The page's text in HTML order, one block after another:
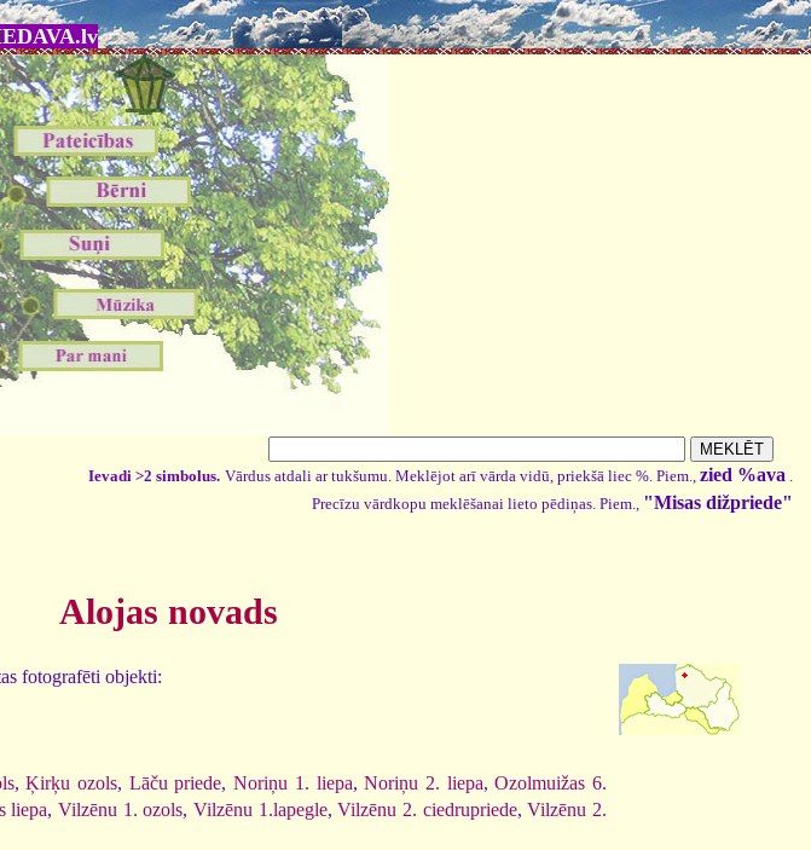
Ievadi >2 simbolus. Vārdus atdali ar tukšumu. Meklējot arī vārda vidū, priekšā liec %. Piem., zied %ava .
Precīzu vārdkopu meklēšanai lieto pēdiņas. Piem., "Misas dižpriede"
Alojas novads
fotografēti objekti:
,Ķirķu ozols, Lāču priede,Noriņu 1. liepa,Noriņu 2. liepa,Ozolmuižas 6.
liepa,Vilzēnu 1. ozols,Vilzēnu 1.lapegle,Vilzēnu 2. ciedrupriede,Vilzēnu 2.